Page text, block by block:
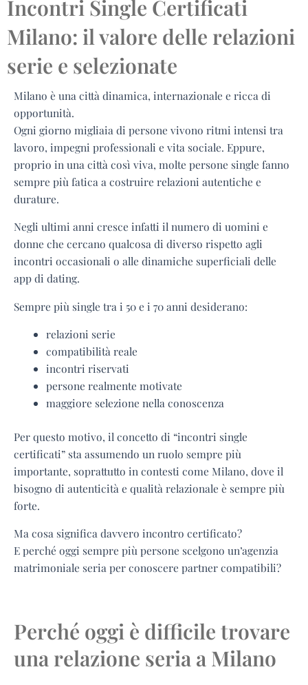
Incontri Single Certificati
Milano: il valore delle relazioni
serie e selezionate
Milano è una città dinamica, internazionale e ricca di
opportunità.
Ogni giorno migliaia di persone vivono ritmi intensi tra
lavoro, impegni professionali e vita sociale. Eppure,
proprio in una città così viva, molte persone single fanno
sempre più fatica a costruire relazioni autentiche e
durature.
Negli ultimi anni cresce infatti il numero di uomini e
donne che cercano qualcosa di diverso rispetto agli
incontri occasionali o alle dinamiche superficiali delle
app di dating.
Sempre più single tra i 50 e i 70 anni desiderano:
relazioni serie
compatibilità reale
incontri riservati
persone realmente motivate
maggiore selezione nella conoscenza
Per questo motivo, il concetto di “incontri single
certificati” sta assumendo un ruolo sempre più
importante, soprattutto in contesti come Milano, dove il
bisogno di autenticità e qualità relazionale è sempre più
forte.
Ma cosa significa davvero incontro certificato?
E perché oggi sempre più persone scelgono un’agenzia
matrimoniale seria per conoscere partner compatibili?
Perché oggi è difficile trovare
una relazione seria a Milano